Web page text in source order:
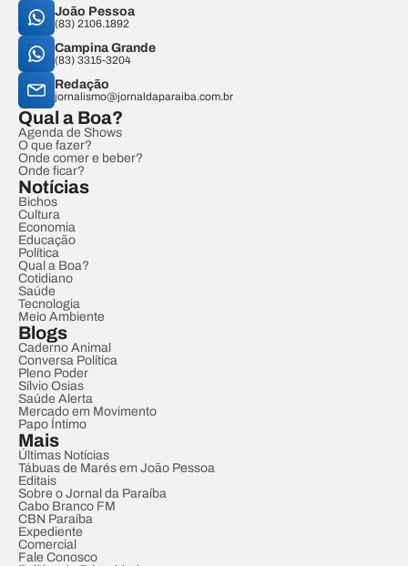
João Pessoa
(83) 2106.1892
Campina Grande
(83) 3315-3204
Redação
jornalismo@jornaldaparaiba.com.br
Qual a Boa?
Agenda de Shows
O que fazer?
Onde comer e beber?
Onde ficar?
Notícias
Bichos
Cultura
Economia
Educação
Política
Qual a Boa?
Cotidiano
Saúde
Tecnologia
Meio Ambiente
Blogs
Caderno Animal
Conversa Política
Pleno Poder
Sílvio Osias
Saúde Alerta
Mercado em Movimento
Papo Íntimo
Mais
Últimas Notícias
Tábuas de Marés em João Pessoa
Editais
Sobre o Jornal da Paraíba
Cabo Branco FM
CBN Paraíba
Expediente
Comercial
Fale Conosco